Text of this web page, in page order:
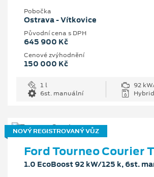
Pobočka
Ostrava - Vítkovice
Původní cena s DPH
645 900 Kč
Cenové zvýhodnění
150 000 Kč
1 l
92
6st. manuální
Hybrid
NOVÝ REGISTROVANÝ VŮZ
Ford Tourneo Courier
1.0 EcoBoost 92 kW/125 k, 6st.